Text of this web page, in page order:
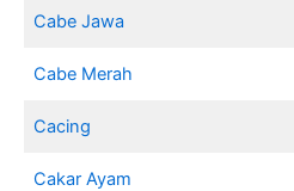
Cabe Jawa
Cabe Merah
Cacing
Cakar Ayam